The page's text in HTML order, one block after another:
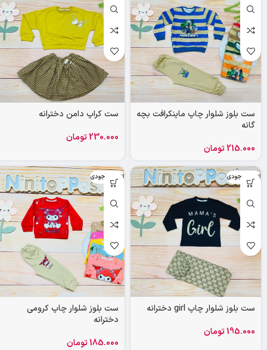
ست بلوز شلوار چاپ ماینکرافت بچه
گانه
215.000تومان
ست کراپ دامن دخترانه
230.000تومان
اتمام موجودی
ست بلوز شلوار چاپ girl دخترانه
195.000تومان
اتمام موجودی
ست بلوز شلوار چاپ کرومی
دخترانه
185.000تومان